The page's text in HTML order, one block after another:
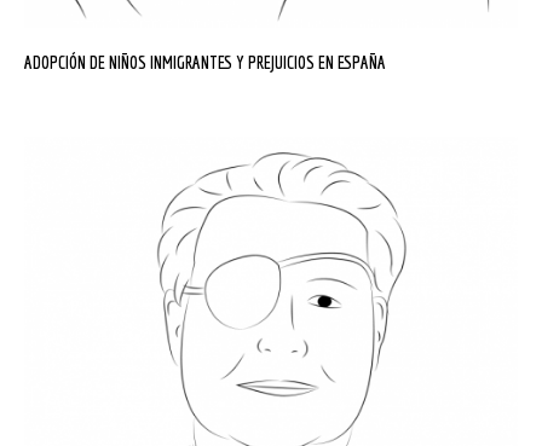
ADOPCIÓN DE NIÑOS INMIGRANTES Y PREJUICIOS EN ESPAÑA